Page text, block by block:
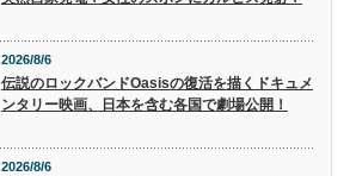
2026/8/6
伝説のロックバンドOasisの復活を描くドキュメ
ンタリー映画、日本を含む各国で劇場公開！
2026/8/6